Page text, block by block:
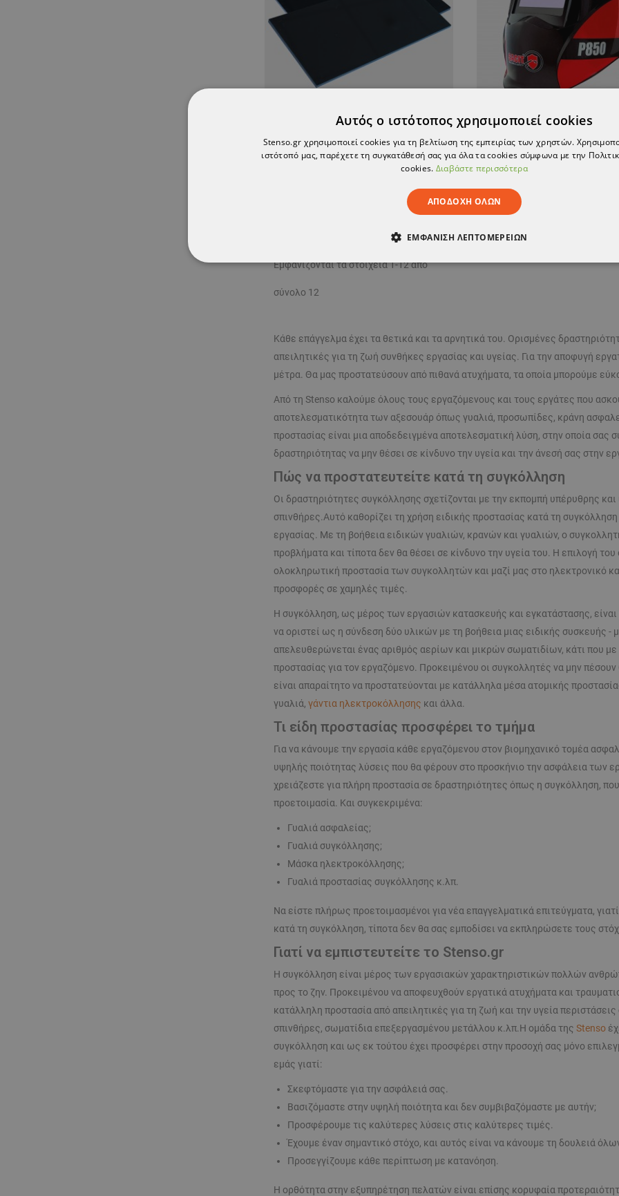
Γυαλί συγκόλλησης 90x110 εκ
Κκράνος
Auto-darkening
Εμφανίζονται τα στοιχεία 1-12 από
σύνολο 12
Κάθε επάγγελμα έχει τα θετικά και τα αρνητικά του. Ορισμένες
απειλητικές για τη ζωή συνθήκες εργασίας και υγείας. Για την αποφυγή
μέτρα. Θα μας προστατεύσουν από πιθανά ατυχήματα, τα οποία μπορούμε
Από τη Stenso καλούμε όλους τους εργαζόμενους και τους εργάτες που
αποτελεσματικότητα των αξεσουάρ όπως γυαλιά, προσωπίδες, κράνη
προστασίας είναι μια αποδεδειγμένα αποτελεσματική λύση, στην οποία σας
δραστηριότητας να μην θέσει σε κίνδυνο την υγεία και την άνεσή σας στην
Πώς να προστατευτείτε κατά τη συγκόλληση
Οι δραστηριότητες συγκόλλησης σχετίζονται με την εκπομπή υπέρυθρης
σπινθήρες.Αυτό καθορίζει τη χρήση ειδικής προστασίας κατά τη
εργασίας. Με τη βοήθεια ειδικών γυαλιών, κρανών και γυαλιών, ο
προβλήματα και τίποτα δεν θα θέσει σε κίνδυνο την υγεία του. Η επιλογή
ολοκληρωτική προστασία των συγκολλητών και μαζί μας στο ηλεκτρονικό
προσφορές σε χαμηλές τιμές.
Η συγκόλληση, ως μέρος των εργασιών κατασκευής και εγκατάστασης,
να οριστεί ως η σύνδεση δύο υλικών με τη βοήθεια μιας ειδικής συσκευής -
απελευθερώνεται ένας αριθμός αερίων και μικρών σωματιδίων, κάτι που
προστασίας για τον εργαζόμενο. Προκειμένου οι συγκολλητές να μην
είναι απαραίτητο να προστατεύονται με κατάλληλα μέσα ατομικής
γυαλιά, γάντια ηλεκτροκόλλησης και άλλα.
Τι είδη προστασίας προσφέρει το τμήμα
Για να κάνουμε την εργασία κάθε εργαζόμενου στον βιομηχανικό τομέα
υψηλής ποιότητας λύσεις που θα φέρουν στο προσκήνιο την ασφάλεια των
χρειάζεστε για πλήρη προστασία σε δραστηριότητες όπως η συγκόλληση,
προετοιμασία. Και συγκεκριμένα:
Γυαλιά ασφαλείας;
Γυαλιά συγκόλλησης;
Μάσκα ηλεκτροκόλλησης;
Γυαλιά προστασίας συγκόλλησης κ.λπ.
Να είστε πλήρως προετοιμασμένοι για νέα επαγγελματικά επιτεύγματα,
κατά τη συγκόλληση, τίποτα δεν θα σας εμποδίσει να εκπληρώσετε τους
Γιατί να εμπιστευτείτε το Stenso.gr
Η συγκόλληση είναι μέρος των εργασιακών χαρακτηριστικών πολλών
προς το ζην. Προκειμένου να αποφευχθούν εργατικά ατυχήματα και
κατάλληλη προστασία από απειλητικές για τη ζωή και την υγεία
σπινθήρες, σωματίδια επεξεργασμένου μετάλλου κ.λπ.Η ομάδα της Stenso
συγκόλληση και ως εκ τούτου έχει προσφέρει στην προσοχή σας μόνο
εμάς γιατί:
Σκεφτόμαστε για την ασφάλειά σας.
Βασιζόμαστε στην υψηλή ποιότητα και δεν συμβιβαζόμαστε με αυτήν;
Προσφέρουμε τις καλύτερες λύσεις στις καλύτερες τιμές.
Έχουμε έναν σημαντικό στόχο, και αυτός είναι να κάνουμε τη δουλειά
Προσεγγίζουμε κάθε περίπτωση με κατανόηση.
Η ορθότητα στην εξυπηρέτηση πελατών είναι επίσης κορυφαία
Αυτός ο ιστότοπος χρησιμοποιεί cookies
Stenso.gr χρησιμοποιεί cookies για τη βελτίωση της εμπειρίας των χρηστών.
ιστότοπό μας, παρέχετε τη συγκατάθεσή σας για όλα τα cookies σύμφωνα με την
cookies. Διαβάστε περισσότερα
ΑΠΟΔΟΧΉ ΌΛΩΝ
ΕΜΦΆΝΙΣΗ ΛΕΠΤΟΜΕΡΕΙΏΝ
ΑΠΟΛΎΤΩΣ ΑΠΑΡΑΊΤΗΤΑ ΑΠΌΔΟΣΗΣ ΣΤΌΧΕΥΣΗΣ